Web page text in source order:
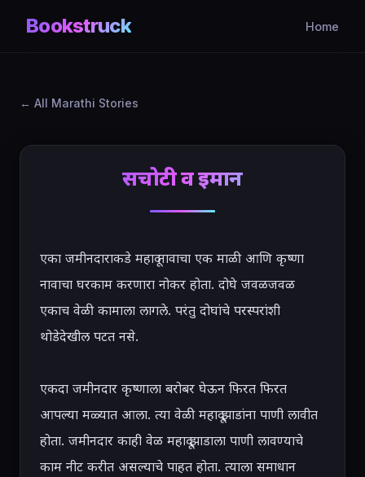
Bookstruck Home
All Marathi Stories
सचोटी व इमान
एका जमीनदाराकडे महादू नावाचा एक माळी आणि कृष्णा
नावाचा घरकाम करणारा नोकर होता. दोघे जवळजवळ
एकाच वेळी कामाला लागले. परंतु दोघांचे परस्परांशी
थोडेदेखील पटत नसे.
एकदा जमीनदार कृष्णाला बरोबर घेऊन फिरत फिरत
आपल्या मळ्यात आला. त्या वेळी महादू झाडांना पाणी लावीत
होता. जमीनदार काही वेळ महादू झाडाला पाणी लावण्याचे
काम नीट करीत असल्याचे पाहत होता. त्याला समाधान